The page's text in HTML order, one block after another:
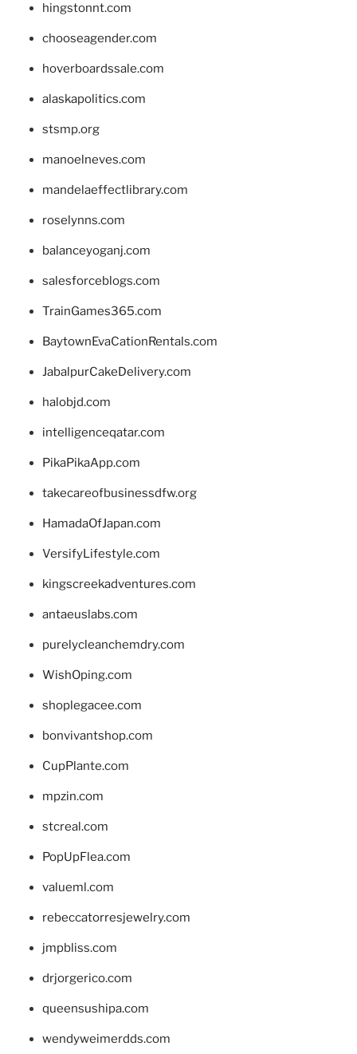
hingstonnt.com
chooseagender.com
hoverboardssale.com
alaskapolitics.com
stsmp.org
manoelneves.com
mandelaeffectlibrary.com
roselynns.com
balanceyoganj.com
salesforceblogs.com
TrainGames365.com
BaytownEvaCationRentals.com
JabalpurCakeDelivery.com
halobjd.com
intelligenceqatar.com
PikaPikaApp.com
takecareofbusinessdfw.org
HamadaOfJapan.com
VersifyLifestyle.com
kingscreekadventures.com
antaeuslabs.com
purelycleanchemdry.com
WishOping.com
shoplegacee.com
bonvivantshop.com
CupPlante.com
mpzin.com
stcreal.com
PopUpFlea.com
valueml.com
rebeccatorresjewelry.com
jmpbliss.com
drjorgerico.com
queensushipa.com
wendyweimerdds.com